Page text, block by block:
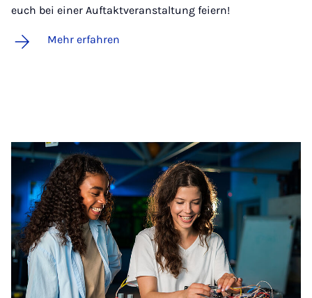
euch bei einer Auftaktveranstaltung feiern!
Mehr erfahren